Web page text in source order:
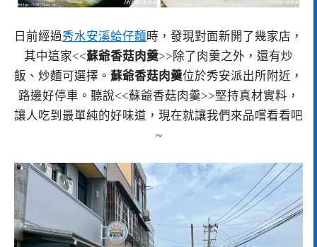
日前經過秀水安溪蛤仔麵時，發現對面新開了幾家店，
其中這家<<蘇爺香菇肉羹>>除了肉羹之外，還有炒
飯、炒麵可選擇。 蘇爺香菇肉羹位於秀安派出所附近，
路邊好停車。聽說<<蘇爺香菇肉羹>>堅持真材實料，
讓人吃到最單純的好味道，現在就讓我們來品嚐看看吧
~